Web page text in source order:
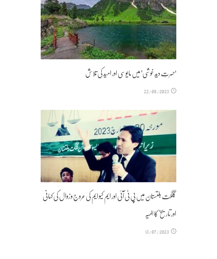
‘حسرتِ دیدِ خوشی’ میں مایوسی اور امید کی تلاش‎
22/08/2023
گلگت بلتستان میں پی ٹی آئی اور ایم کیو ایم کی عروج و زوال کی کہانی
اور تاریخ کا المیہ
13/07/2023